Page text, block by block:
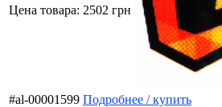
Цена товара: 2502 грн
#al-00001599 Подробнее / купить